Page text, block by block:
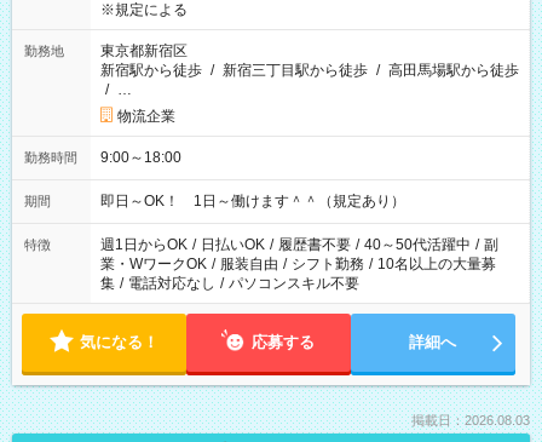
※規定による
勤務地
東京都新宿区
新宿駅から徒歩 / 新宿三丁目駅から徒歩 / 高田馬場駅から徒歩
/ …
物流企業
勤務時間 9:00～18:00
期間 即日～OK！ 1日～働けます＾＾（規定あり）
特徴 週1日からOK / 日払いOK / 履歴書不要 / 40～50代活躍中 / 副
業・WワークOK / 服装自由 / シフト勤務 / 10名以上の大量募
集 / 電話対応なし / パソコンスキル不要
気になる！ 応募する 詳細へ
掲載日：2026.08.03